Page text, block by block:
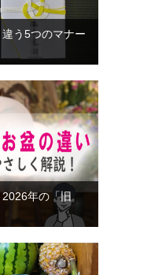
う5つのマナー
年の「旧